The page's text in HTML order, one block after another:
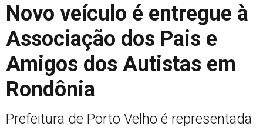
Novo veículo é entregue à
Associação dos Pais e
Amigos dos Autistas em
Rondônia
Prefeitura de Porto Velho é representada